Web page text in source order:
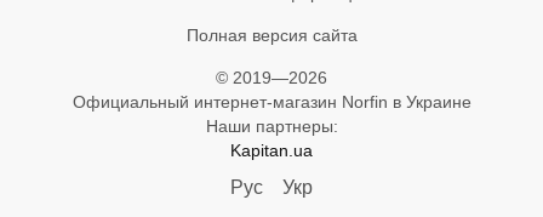
Полная версия сайта
© 2019—2026
Официальный интернет-магазин Norfin в Украине
Наши партнеры:
Kapitan.ua
Рус Укр